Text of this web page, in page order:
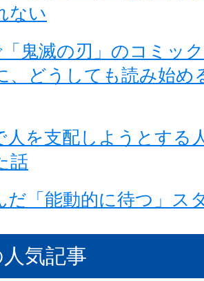
ない
鬼滅の刃」のコミッ
、どうしても読み始め
人を支配しようとする
話
だ「能動的に待つ」ス
気記事